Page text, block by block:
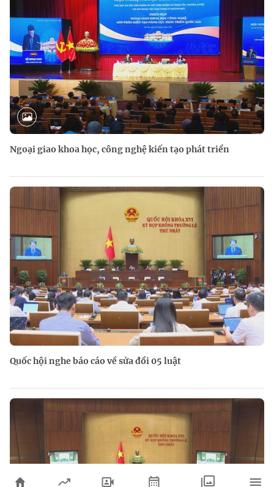
Ngoại giao khoa học, công nghệ kiến tạo phát triển
Quốc hội nghe báo cáo về sửa đổi 05 luật